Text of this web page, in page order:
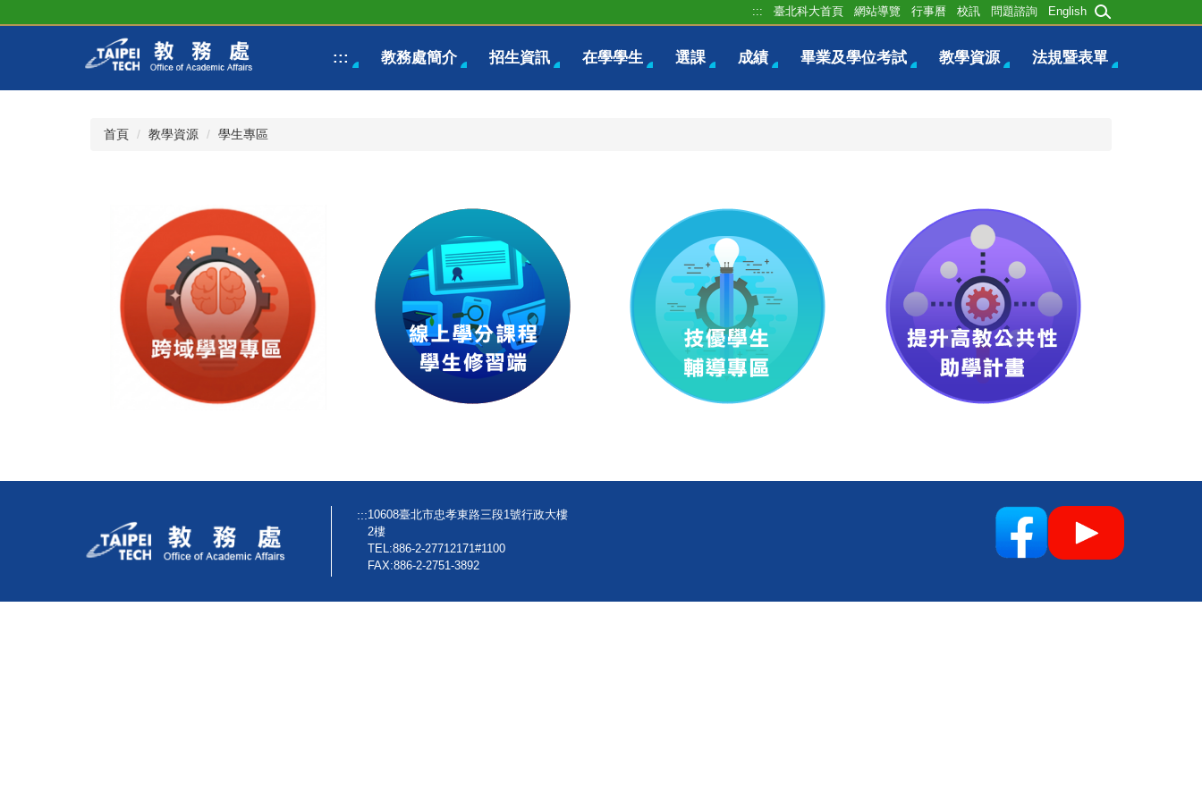
內
::: 教務處簡介 招生資訊 在學學生 選課 成績 畢業及學位考試 教學資源 法規暨表單
::: 臺北科大首頁 網站導覽 行事曆 校訊 問題諮詢 English
首頁 教學資源 學生專區
:::10608臺北市忠孝東路三段1號行政大樓
2樓
TEL:886-2-27712171#1100
FAX:886-2-2751-3892